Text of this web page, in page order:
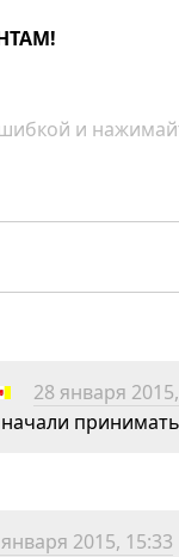
и
28 января
2015, 15:33